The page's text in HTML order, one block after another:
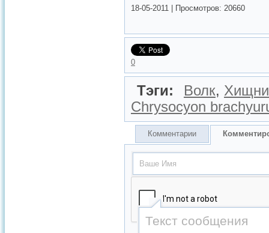
18-05-2011 Просмотров: 20660
0
Тэги: Волк,
Chrysocyon
Комментарии